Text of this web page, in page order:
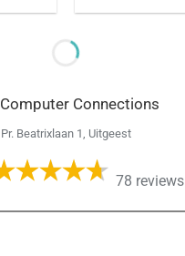
Computer Connections
Pr. Beatrixlaan 1, Uitgeest
78 reviews